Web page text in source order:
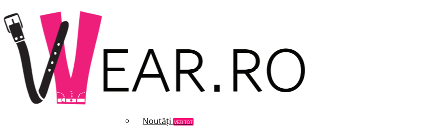
Meniu
MENIU
Categorii
Branduri
Noutăți VEZI TOT